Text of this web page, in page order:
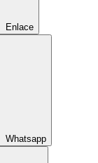
Enlace
Whatsapp